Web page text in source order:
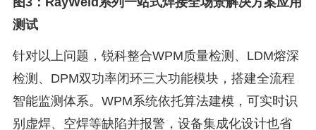
测试
针对以上问题，锐科整合WPM质量检测、LDM熔深
检测、DPM双功率闭环三大功能模块，搭建全流程
智能监测体系。WPM系统依托算法建模，可实时识
别虚焊、空焊等缺陷并报警，设备集成化设计也省